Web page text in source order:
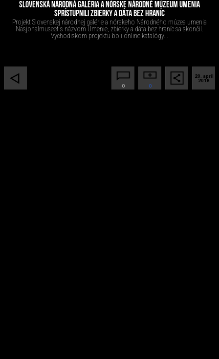
SLOVENSKÁ NÁRODNÁ GALÉRIA A NÓRSKE NÁRODNÉ MÚZEUM UMENIA
SPRÍSTUPNILI ZBIERKY A DÁTA BEZ HRANÍC
Projekt Slovenskej národnej galérie a nórskeho Národného múzea umenia
Nasjonalmuseet s názvom Umenie, zbierky a dáta bez hraníc sa skončil.
Východiskom projektu boli online katalógy...
20. apríl
2018
0
0